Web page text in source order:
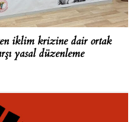
iklim krizine dair ortak
yasal düzenleme